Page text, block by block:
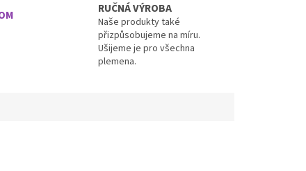
RUČNÁ VÝROBA
Naše produkty také
přizpůsobujeme na míru.
Ušijeme je pro všechna
plemena.